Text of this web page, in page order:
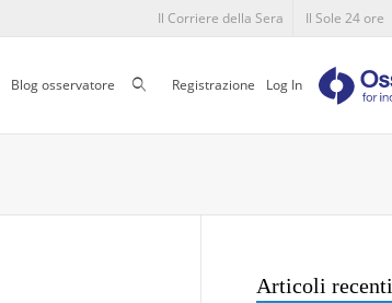
Il Corriere della Sera Il Sole 24 ore
Blog osservatore CercaRegistrazione Log In
Articoli recenti